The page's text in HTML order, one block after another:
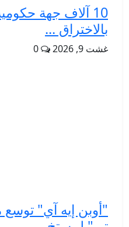
10 آلاف جهة
بالاختراق ...
غشت 9, 2026 0
"أوبن إيه آي"